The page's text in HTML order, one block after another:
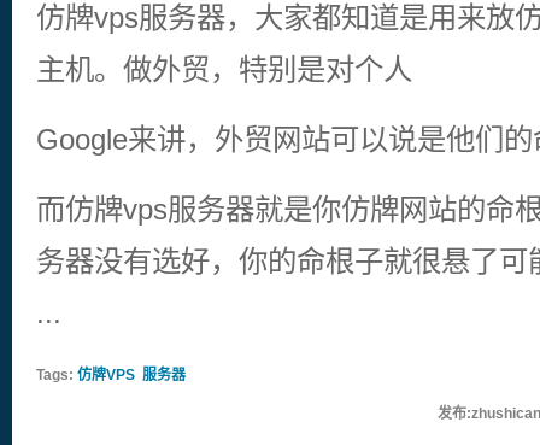
仿牌vps服务器，大家都知道是用来放
主机。做外贸，特别是对个人
Google来讲，外贸网站可以说是他们
而仿牌vps服务器就是你仿牌网站的命
务器没有选好，你的命根子就很悬了可
...
Tags: 仿牌VPS 服务器
发布